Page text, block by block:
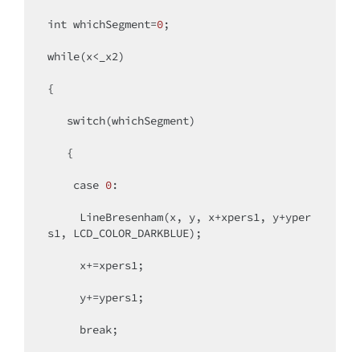
int whichSegment=0;
while(x<_x2)
{
switch(whichSegment)
case 0:
s1, LCD_COLOR_DARKBLUE);
break;